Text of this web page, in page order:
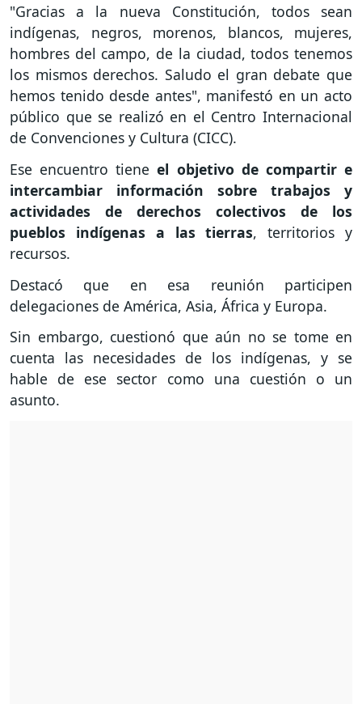
"Gracias a la nueva Constitución, todos sean
indígenas, negros, morenos, blancos, mujeres,
hombres del campo, de la ciudad, todos tenemos
los mismos derechos. Saludo el gran debate que
hemos tenido desde antes", manifestó en un acto
público que se realizó en el Centro Internacional
de Convenciones y Cultura (CICC).
Ese encuentro tieneel objetivo de compartir e
intercambiar información sobre trabajos y
actividades de derechos colectivos de los
pueblos indígenas a las tierras, territorios y
recursos.
Destacó que en esa reunión participen
delegaciones de América, Asia, África y Europa.
Sin embargo, cuestionó que aún no se tome en
cuenta las necesidades de los indígenas, y se
hable de ese sector como una cuestión o un
asunto.